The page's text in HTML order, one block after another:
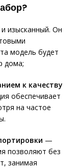
изысканный. Он
модель будет
дома;
к качеству
обеспечивает
на частое
—
позволяют без
занимая